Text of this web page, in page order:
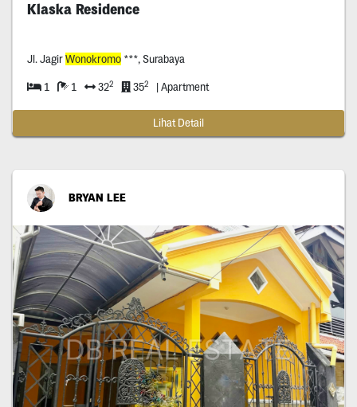
Klaska Residence
Jl. JagirWonokromo***, Surabaya
1 1 322 352 | Apartment
Lihat Detail
BRYAN LEE